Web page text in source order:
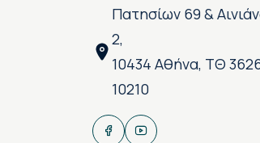
Πατησίων 69 &
2,
10434 Αθήνα, ΤΘ
10210